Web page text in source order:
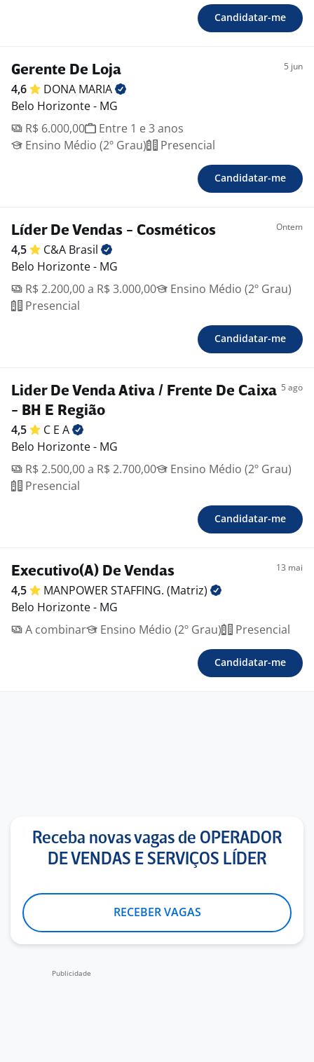
Candidatar-me
Gerente De Loja 5 jun
4,6 DONA MARIA
Belo Horizonte - MG
R$ 6.000,00
Entre 1 e 3 anos
Ensino Médio (2º Grau)
Presencial
Candidatar-me
Líder De Vendas - Cosméticos Ontem
4,5 C&A Brasil
Belo Horizonte - MG
R$ 2.200,00 a R$ 3.000,00
Ensino Médio (2º Grau)
Presencial
Candidatar-me
Lider De Venda Ativa / Frente De Caixa
- BH E Região
5 ago
4,5 C E A
Belo Horizonte - MG
R$ 2.500,00 a R$ 2.700,00
Ensino Médio (2º Grau)
Presencial
Candidatar-me
Executivo(A) De Vendas 13 mai
4,5 MANPOWER STAFFING. (Matriz)
Belo Horizonte - MG
A combinar
Ensino Médio (2º Grau) Presencial
Candidatar-me
Receba novas vagas de OPERADOR
DE VENDAS E SERVIÇOS LÍDER
RECEBER VAGAS